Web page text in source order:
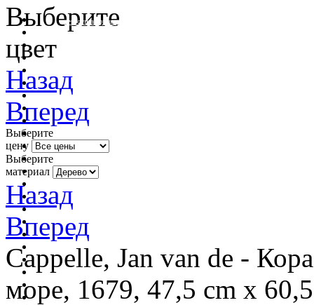
очистить фильтр цвета
Выберите
цвет
Назад
Вперед
Выберите
цену
Выберите
материал
Назад
Вперед
Cappelle, Jan van de -
море, 1679, 47,5 cm x